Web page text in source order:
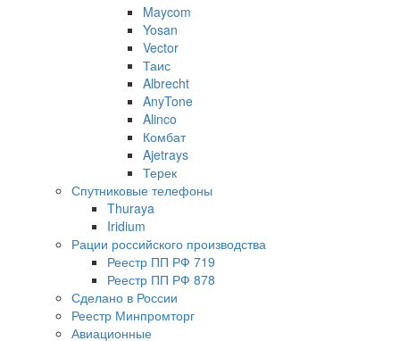
Maycom
Yosan
Vector
Таис
Albrecht
AnyTone
Alinco
Комбат
Ajetrays
Терек
Спутниковые телефоны
Thuraya
Iridium
Рации российского производства
Реестр ПП РФ 719
Реестр ПП РФ 878
Сделано в России
Реестр Минпромторг
Авиационные